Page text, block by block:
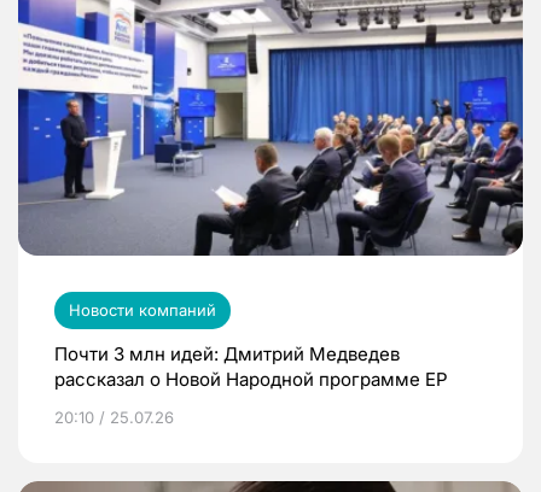
Новости компаний
Почти 3 млн идей: Дмитрий Медведев
рассказал о Новой Народной программе ЕР
20:10 / 25.07.26